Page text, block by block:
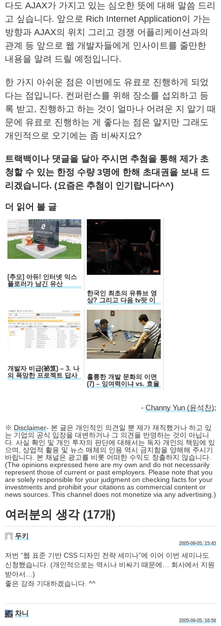
다도 AJAX가 가지고 있는 심오한 뜻에 대해 말씀 드리
고 싶습니다. 앞으로 Rich Internet Application이 가는
방향과 AJAX의 위치 그리고 경쟁 어플리케이션과의
관계 등 앞으로 웹 개발자들에게 인사이트를 줄만한
내용을 알려 드릴 예정입니다.
한 가지 아쉬운 점은 이번에도 유료로 진행하게 되었
다는 점입니다. 컨퍼런스를 위해 장소를 섭외하고 등
록 받고, 진행하고 하는 것이 얼마나 어려운 지 알기 때
문에 유료로 진행하는 게 좋다는 점은 알지만 그래도
개인적으로 오기에는 좀 비싸지요?
트랙백이나 댓글을 달아 주시면 추첨을 통해 제가 초
청할 수 있는 한정 수량 3명에 한해 초대권을 보내 드
리겠습니다. (요즘은 추첨이 인기랍니다^^)
더 읽어 볼 글
[추모] 아듀! 인터넷 익스
플로러가 남긴 유산
한국인 최초의 유튜브 영
상? 그리고 다음 tv팟 이
야기
개발자 비급(祕笈) – 3. 나
의 폭망한 프로젝트 답사
기
훌륭한 개발 문화의 이면
(7) – 잉여력이냐 vs. 효율
성이냐
- Channy Yun (윤석찬);
※ Disclaimer- 본 글은 개인적인 의견일 뿐 제가 재직했거나 하고 있
는 기업의 공식 입장을 대변하거나 그 의견을 반영하는 것이 아닙니
다. 사실 확인 및 개인 투자의 판단에 대해서는 독자 개인의 책임에 있
으며, 상업적 활용 및 뉴스 매체의 인용 역시 금지함을 양해해 주시기
바랍니다. 본 채널은 광고를 비롯 어떠한 수익도 창출하지 않습니다.
(The opinions expressed here are my own and do not necessarily
represent those of current or past employers. Please note that you
are solely responsible for your judgment on checking facts for your
investments and prohibit your citations as commercial content or
news sources. This channel does not monetize via any advertising.)
여러분의 생각 (17개)
두키
2005-09-05, 15:45
저번 “웹 표준 기반 CSS 디자인 전략 세미나”에 이어 이번 세미나도
신청했습니다. (개인적으로는 역시나 비싸기 때문에… 회사에서 지원
받아서…)
좋은 강좌 기대하겠습니다. ^^
차니
2005-09-05, 16:56